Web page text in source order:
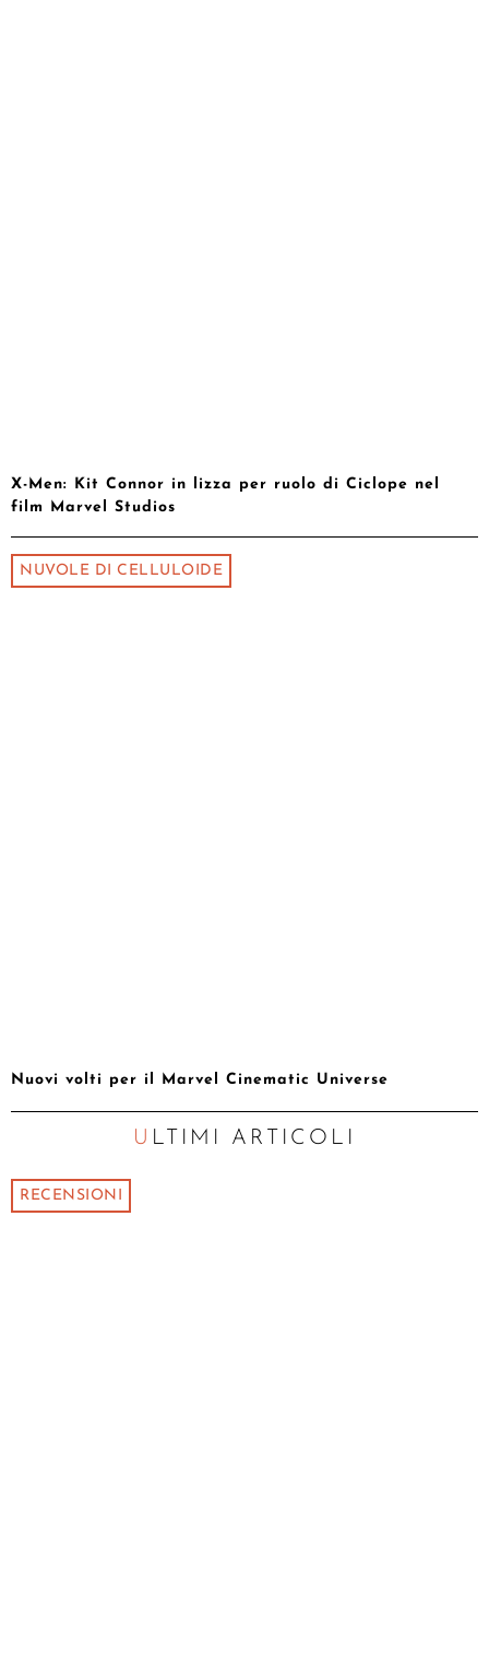
X-Men: Kit Connor in lizza per ruolo di Ciclope nel
film Marvel Studios
NUVOLE DI CELLULOIDE
Nuovi volti per il Marvel Cinematic Universe
ULTIMI ARTICOLI
RECENSIONI